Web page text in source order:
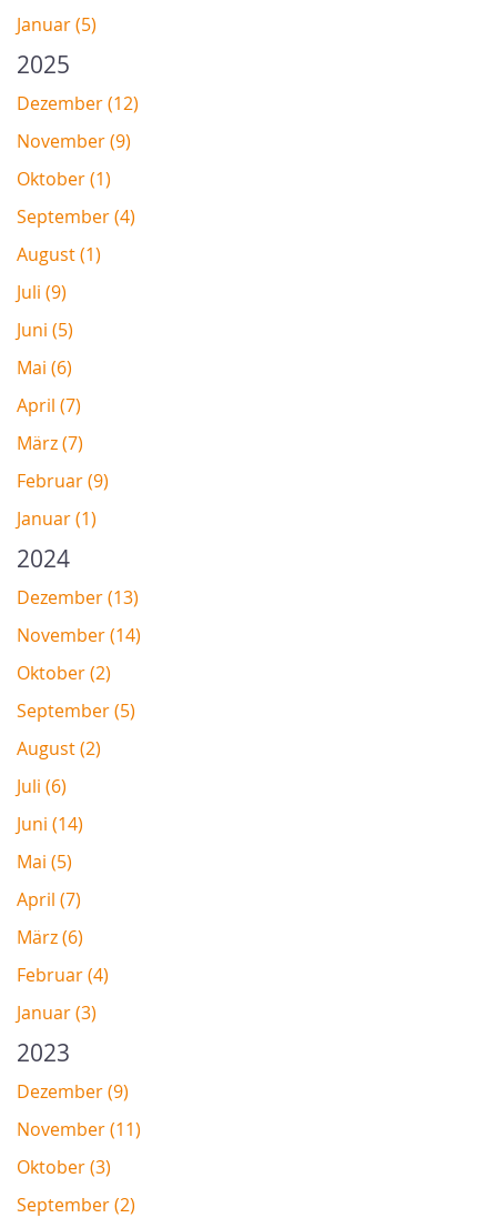
Januar (5)
2025
Dezember (12)
November (9)
Oktober (1)
September (4)
August (1)
Juli (9)
Juni (5)
Mai (6)
April (7)
März (7)
Februar (9)
Januar (1)
2024
Dezember (13)
November (14)
Oktober (2)
September (5)
August (2)
Juli (6)
Juni (14)
Mai (5)
April (7)
März (6)
Februar (4)
Januar (3)
2023
Dezember (9)
November (11)
Oktober (3)
September (2)